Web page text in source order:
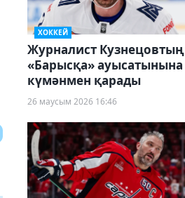
ХОККЕЙ
Журналист Кузнецовтың
«Барысқа» ауысатынына
күмәнмен қарады
26 маусым 2026 16:46